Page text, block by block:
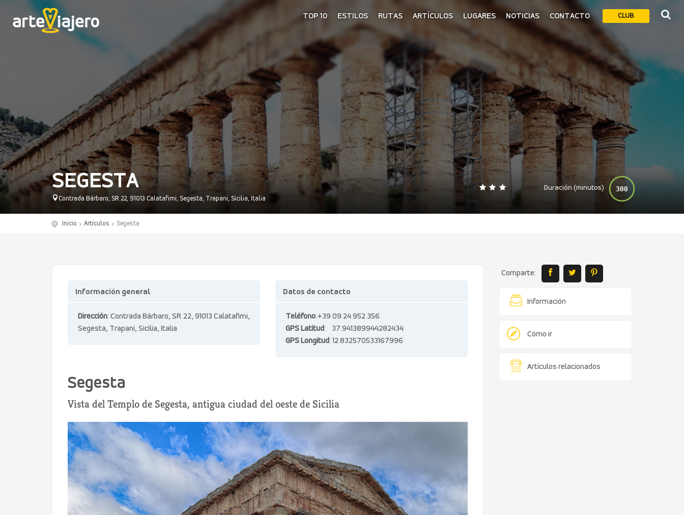
CLUB
TOP 10 ESTILOS RUTAS ARTÍCULOS LUGARES NOTICIAS CONTACTO
SEGESTA
Contrada Bárbaro, SR 22, 91013 Calatafimi, Segesta, Trapani, Sicilia, Italia
Duración (minutos) 300
0 140
Inicio Artículos Segesta
Comparte:
Información
Cómo ir
Artículos relacionados
Información general
Dirección: Contrada Bárbaro, SR 22, 91013 Calatafimi,
Segesta, Trapani, Sicilia, Italia
Datos de contacto
Teléfono:+39 09 24 952 356
GPS Latitud: 37.941389944282434
GPS Longitud: 12.832570533167996
Segesta
Vista del Templo de Segesta, antigua ciudad del oeste de Sicilia